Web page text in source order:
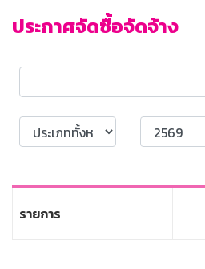
ประกาศจัดซื้อจัดจ้าง
รายการ